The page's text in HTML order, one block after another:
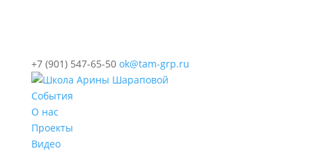
+7 (901) 547-65-50 ok@tam-grp.ru
События
О нас
Проекты
Видео